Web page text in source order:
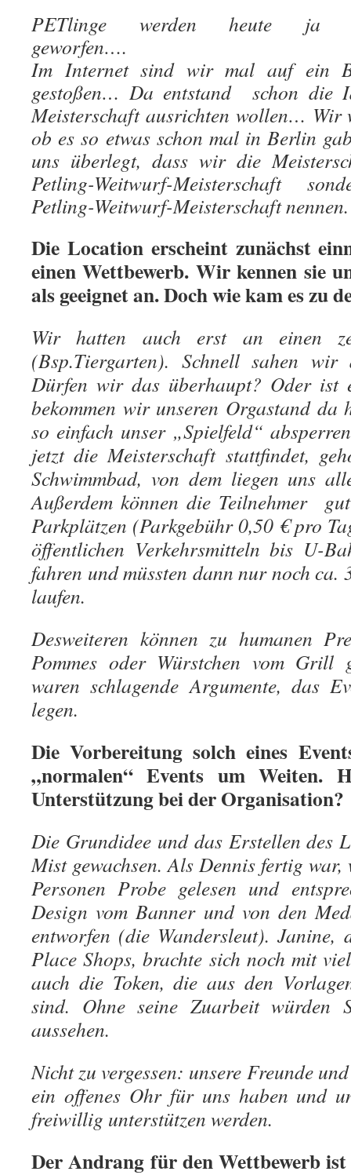
PETlinge werden heute
Im Internet sind wir mal auf ein
gestoßen… Da entstand schon die
Meisterschaft ausrichten wollen… Wir
ob es so etwas schon mal in Berlin
uns überlegt, dass wir die
Petling-Weitwurf-Meisterschaft
Petling-Weitwurf-Meisterschaft nennen.
Die Location erscheint zunächst
einen Wettbewerb. Wir kennen sie
als geeignet an. Doch wie kam es zu
Wir hatten auch erst an einen
(Bsp.Tiergarten). Schnell sahen
Dürfen wir das überhaupt? Oder ist
bekommen wir unseren Orgastand
so einfach unser „Spielfeld“
jetzt die Meisterschaft stattfindet,
Schwimmbad, von dem liegen uns
Außerdem können die Teilnehmer
Parkplätzen (Parkgebühr 0,50 € pro
öffentlichen Verkehrsmitteln bis U-
fahren und müssten dann nur noch ca.
laufen.
Desweiteren können zu humanen
Pommes oder Würstchen vom Grill
waren schlagende Argumente, das
legen.
Die Vorbereitung solch eines
„normalen“ Events um
Unterstützung bei der Organisation?
Die Grundidee und das Erstellen des
Mist gewachsen. Als Dennis fertig war,
Personen Probe gelesen und
Design vom Banner und von den
entworfen (die Wandersleut). Janine,
Place Shops, brachte sich noch mit
auch die Token, die aus den
sind. Ohne seine Zuarbeit
aussehen.
Nicht zu vergessen: unsere Freunde
ein offenes Ohr für uns haben und
freiwillig unterstützen werden.
Der Andrang für den Wettbewerb